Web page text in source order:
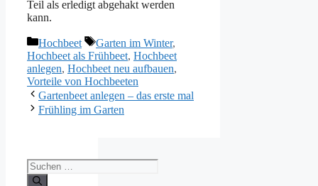
Teil als erledigt abgehakt werden
kann.
Kategorien
Hochbeet Schlagwörter
Garten im Winter,
Hochbeet als Frühbeet, Hochbeet
anlegen, Hochbeet neu aufbauen,
Vorteile von Hochbeeten
Gartenbeet anlegen – das erste mal
Frühling im Garten
Suchen
nach: